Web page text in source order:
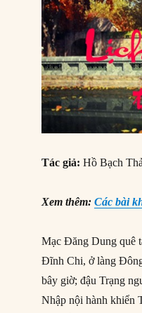
Tác giả: Hồ Bạch
Xem thêm:Các bài
Mạc Đăng Dung quê
Đĩnh Chi, ở làng
bây giờ; đậu Trạng
Nhập nội hành khiển